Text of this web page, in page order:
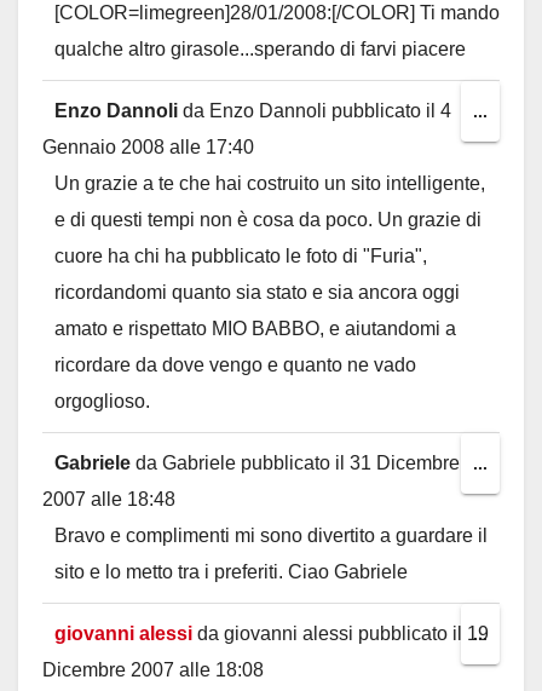
[COLOR=limegreen]28/01/2008:[/COLOR] Ti mando
qualche altro girasole...sperando di farvi piacere
Enzo Dannoli da Enzo Dannoli pubblicato il 4
Gennaio 2008 alle 17:40
Un grazie a te che hai costruito un sito intelligente,
e di questi tempi non è cosa da poco. Un grazie di
cuore ha chi ha pubblicato le foto di "Furia",
ricordandomi quanto sia stato e sia ancora oggi
amato e rispettato MIO BABBO, e aiutandomi a
ricordare da dove vengo e quanto ne vado
orgoglioso.
...
this
Gabriele da Gabriele pubblicato il 31 Dicembre
2007 alle 18:48
Bravo e complimenti mi sono divertito a guardare il
sito e lo metto tra i preferiti. Ciao Gabriele
...
this
giovanni alessi da giovanni alessi pubblicato il 19
Dicembre 2007 alle 18:08
...Toggle
this